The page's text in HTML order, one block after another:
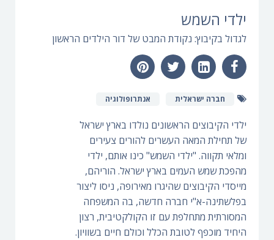
ילדי השמש
לגדול בקיבוץ: נקודת המבט של דור הילדים הראשון
חברה ישראלית אנתרופולוגיה
ילדי הקיבוצים הראשונים נולדו בארץ ישראל
של תחילת המאה העשרים להורים צעירים
ומלאי תקווה. "ילדי השמש" כינו אותם, ילדי
מהפכת שמש העמים בארץ ישראל. הוריהם,
מייסדי הקיבוצים שהיגרו מאירופה, ניסו ליצור
בפלשתינה-א"י חברה חדשה, בה המשפחה
המסורתית מתחלפת עם זו הקולקטיבית, רצון
היחיד מוכפף לטובת הכלל וכולם חיים בשוויון.